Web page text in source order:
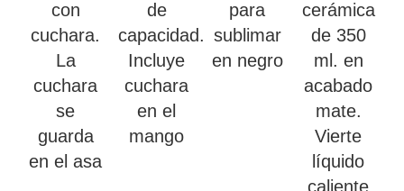
con
cuchara.
La
cuchara
se
guarda
en el asa
de
capacidad.
Incluye
cuchara
en el
mango
para
sublimar
en negro
cerámica
de 350
ml. en
acabado
mate.
Vierte
líquido
caliente